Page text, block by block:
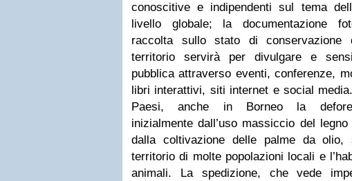
conoscitive e indipendenti sul tema
livello globale; la documentazione
raccolta sullo stato di conservazione
territorio servirà per divulgare e
pubblica attraverso eventi, conferenze,
libri interattivi, siti internet e social
Paesi, anche in Borneo la
inizialmente dall’uso massiccio del
dalla coltivazione delle palme da olio,
territorio di molte popolazioni locali e
animali. La spedizione, che vede